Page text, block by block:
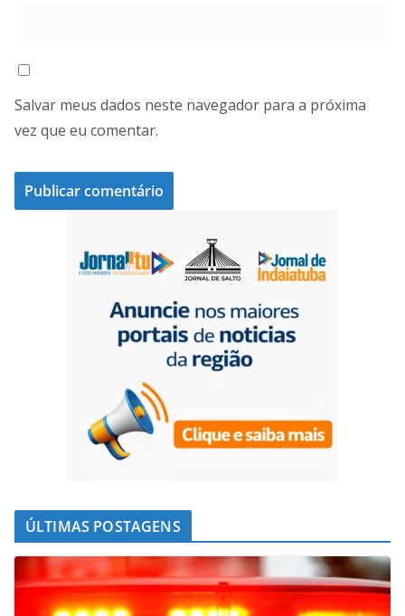
Salvar meus dados neste navegador para a próxima
vez que eu comentar.
ÚLTIMAS POSTAGENS